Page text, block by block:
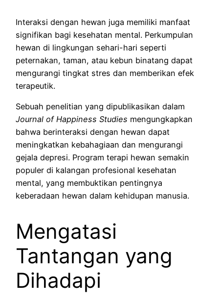
Interaksi dengan hewan juga memiliki manfaat
signifikan bagi kesehatan mental. Perkumpulan
hewan di lingkungan sehari-hari seperti
peternakan, taman, atau kebun binatang dapat
mengurangi tingkat stres dan memberikan efek
terapeutik.
Sebuah penelitian yang dipublikasikan dalam
Journal of Happiness Studies mengungkapkan
bahwa berinteraksi dengan hewan dapat
meningkatkan kebahagiaan dan mengurangi
gejala depresi. Program terapi hewan semakin
populer di kalangan profesional kesehatan
mental, yang membuktikan pentingnya
keberadaan hewan dalam kehidupan manusia.
Mengatasi
Tantangan yang
Dihadapi